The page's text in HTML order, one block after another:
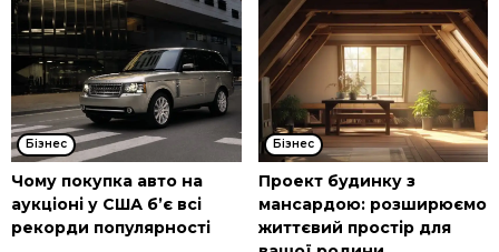
Бізнес
Чому покупка авто на
аукціоні у США б’є всі
рекорди популярності
Бізнес
Проект будинку з
мансардою: розширюємо
життєвий простір для